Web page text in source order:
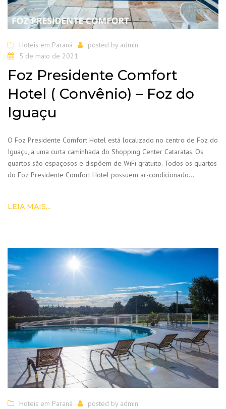
Hoteis em Paraná posted by admin
5 de maio de 2021
Foz Presidente Comfort
Hotel ( Convênio) – Foz do
Iguaçu
O Foz Presidente Comfort Hotel está localizado no centro de Foz do
Iguaçu, a uma curta caminhada do Shopping Center Cataratas. Os
quartos são espaçosos e dispõem de WiFi gratuito. Todos os quartos
do Foz Presidente Comfort Hotel possuem ar-condicionado…
LEIA MAIS...
Hoteis em Paraná posted by admin